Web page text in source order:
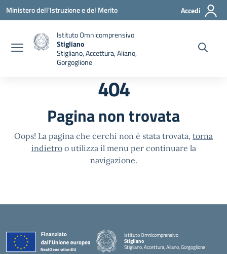
Vai ai contenuti
Vai al menu di navigazione
Vai al footer
Ministero dell'Istruzione e del Merito Accedi
Istituto Omnicomprensivo
Stigliano
Stigliano, Accettura, Aliano,
Gorgoglione
404
Pagina non trovata
Oops! La pagina che cerchi non è stata trovata, torna
indietroo utilizza il menu per continuare la
navigazione.
Istituto Omnicomprensivo
Stigliano
Stigliano, Accettura, Aliano, Gorgoglione